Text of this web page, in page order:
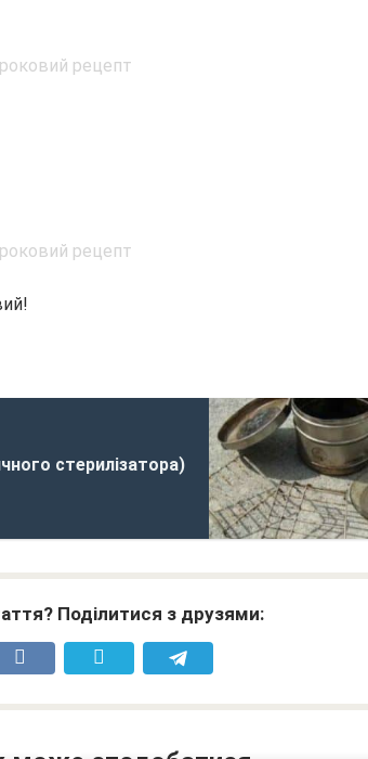
стерилізатора)
Поділитися з друзями: